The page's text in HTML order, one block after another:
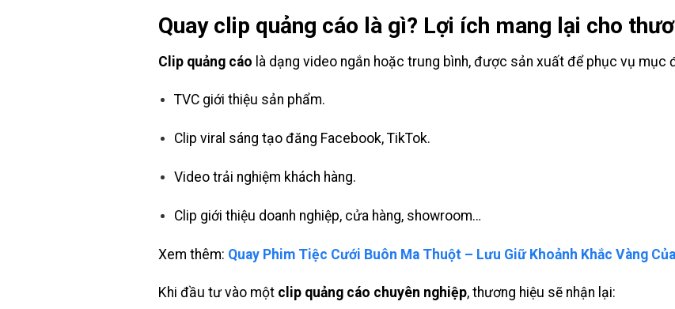
Quay clip quảng cáo là gì? Lợi ích mang lại cho
Clip quảng cáo là dạng video ngắn hoặc trung bình, được sản xuất để phục vụ mục
TVC giới thiệu sản phẩm.
Clip viral sáng tạo đăng Facebook, TikTok.
Video trải nghiệm khách hàng.
Clip giới thiệu doanh nghiệp, cửa hàng, showroom…
Xem thêm: Quay Phim Tiệc Cưới Buôn Ma Thuột – Lưu Giữ Khoảnh Khắc Vàng
Khi đầu tư vào một clip quảng cáo chuyên nghiệp, thương hiệu sẽ nhận lại: